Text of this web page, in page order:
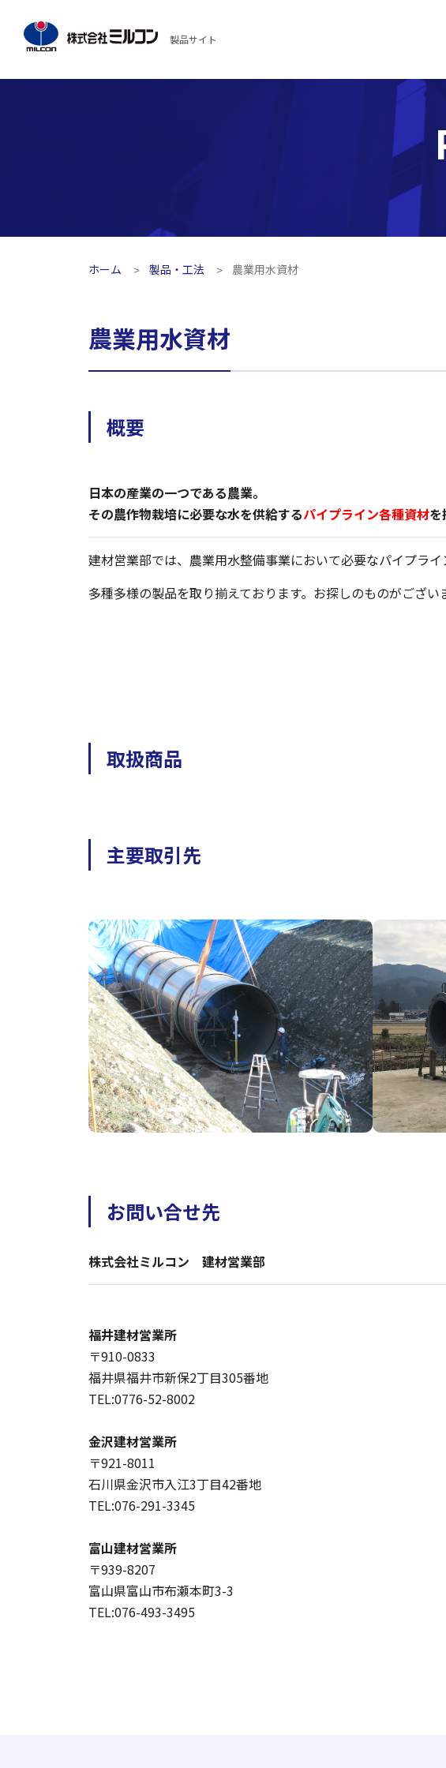
製品サイト
ホーム 製品・工法 農業用水資材
農業用水資材
概要
日本の産業の一つである農業。
その農作物栽培に必要な水を供給するパイプライン各種資材を
建材営業部では、農業用水整備事業において必要なパイプライ
多種多様の製品を取り揃えております。お探しのものがござい
取扱商品
主要取引先
お問い合せ先
株式会社ミルコン 建材営業部
福井建材営業所
〒910-0833
福井県福井市新保2丁目305番地
TEL:0776-52-8002
金沢建材営業所
〒921-8011
石川県金沢市入江3丁目42番地
TEL:076-291-3345
富山建材営業所
〒939-8207
富山県富山市布瀬本町3-3
TEL:076-493-3495